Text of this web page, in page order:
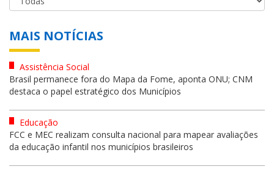
MAIS NOTÍCIAS
Assistência Social
Brasil permanece fora do Mapa da Fome, aponta ONU; CNM
destaca o papel estratégico dos Municípios
Educação
FCC e MEC realizam consulta nacional para mapear avaliações
da educação infantil nos municípios brasileiros